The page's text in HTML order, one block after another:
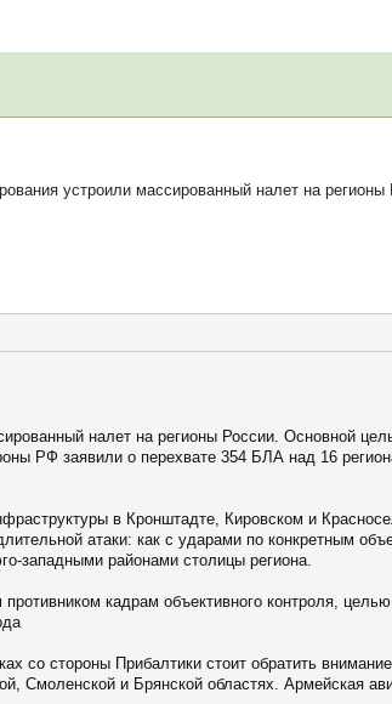
устроили массированный налет на регионы
налет на регионы России. Основной
РФ заявили о перехвате 354 БЛА над 16
в Кронштадте, Кировском и
атаки: как с ударами по конкретным
западными районами столицы региона.
кадрам объективного контроля,
со стороны Прибалтики стоит обратить
Смоленской и Брянской областях. Армейская